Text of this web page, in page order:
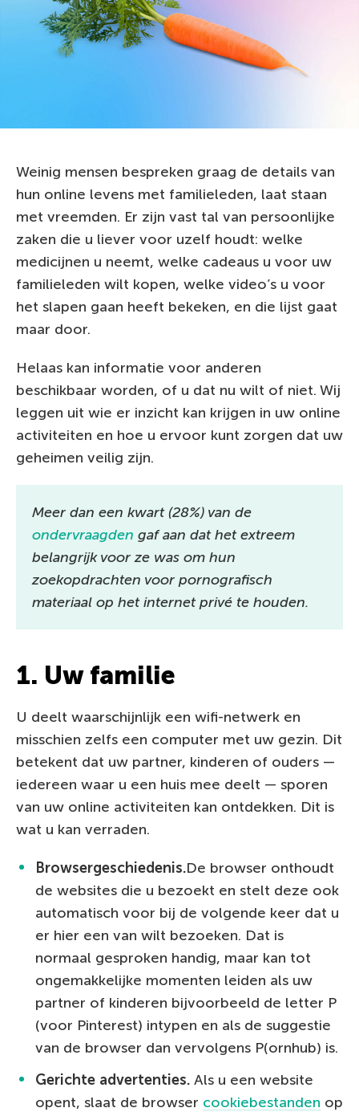
Weinig mensen bespreken graag de details van
hun online levens met familieleden, laat staan
met vreemden. Er zijn vast tal van persoonlijke
zaken die u liever voor uzelf houdt: welke
medicijnen u neemt, welke cadeaus u voor uw
familieleden wilt kopen, welke video’s u voor
het slapen gaan heeft bekeken, en die lijst gaat
maar door.
Helaas kan informatie voor anderen
beschikbaar worden, of u dat nu wilt of niet. Wij
leggen uit wie er inzicht kan krijgen in uw online
activiteiten en hoe u ervoor kunt zorgen dat uw
geheimen veilig zijn.
Meer dan een kwart (28%) van de
ondervraagden gaf aan dat het extreem
belangrijk voor ze was om hun
zoekopdrachten voor pornografisch
materiaal op het internet privé te houden.
1. Uw familie
U deelt waarschijnlijk een wifi-netwerk en
misschien zelfs een computer met uw gezin. Dit
betekent dat uw partner, kinderen of ouders —
iedereen waar u een huis mee deelt — sporen
van uw online activiteiten kan ontdekken. Dit is
wat u kan verraden.
Browsergeschiedenis.De browser onthoudt
de websites die u bezoekt en stelt deze ook
automatisch voor bij de volgende keer dat u
er hier een van wilt bezoeken. Dat is
normaal gesproken handig, maar kan tot
ongemakkelijke momenten leiden als uw
partner of kinderen bijvoorbeeld de letter P
(voor Pinterest) intypen en als de suggestie
van de browser dan vervolgens P(ornhub) is.
Gerichte advertenties. Als u een website
opent, slaat de browser cookiebestanden op